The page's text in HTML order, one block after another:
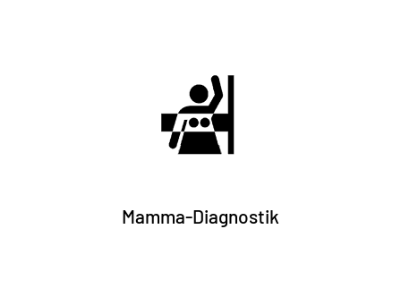
Mamma-Diagnostik
Info + Anmeldung